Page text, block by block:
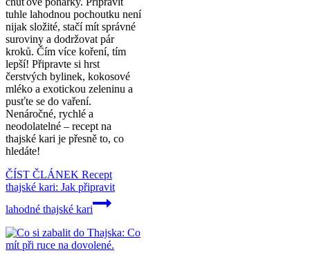
tuhle lahodnou pochoutku není
nijak složité, stačí mít správné
suroviny a dodržovat pár
kroků. Čím více koření, tím
lepší! Připravte si hrst
čerstvých bylinek, kokosové
mléko a exotickou zeleninu a
pusťte se do vaření.
Nenáročné, rychlé a
neodolatelné – recept na
thajské kari je přesně to, co
hledáte!
ČÍST ČLÁNEK Recept
thajské kari: Jak připravit
lahodné thajské kari